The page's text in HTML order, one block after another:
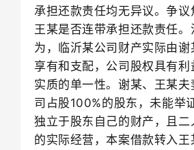
承担还款责任均无异议。争议
王某是否连带承担还款责任。
为，临沂某公司财产实际由谢
享有和支配，公司股权具有利
实质的单一性。谢某、王某夫
司占股100%的股东，未能举
独立于股东自己的财产，且二
的实际经营，本案借款转入王